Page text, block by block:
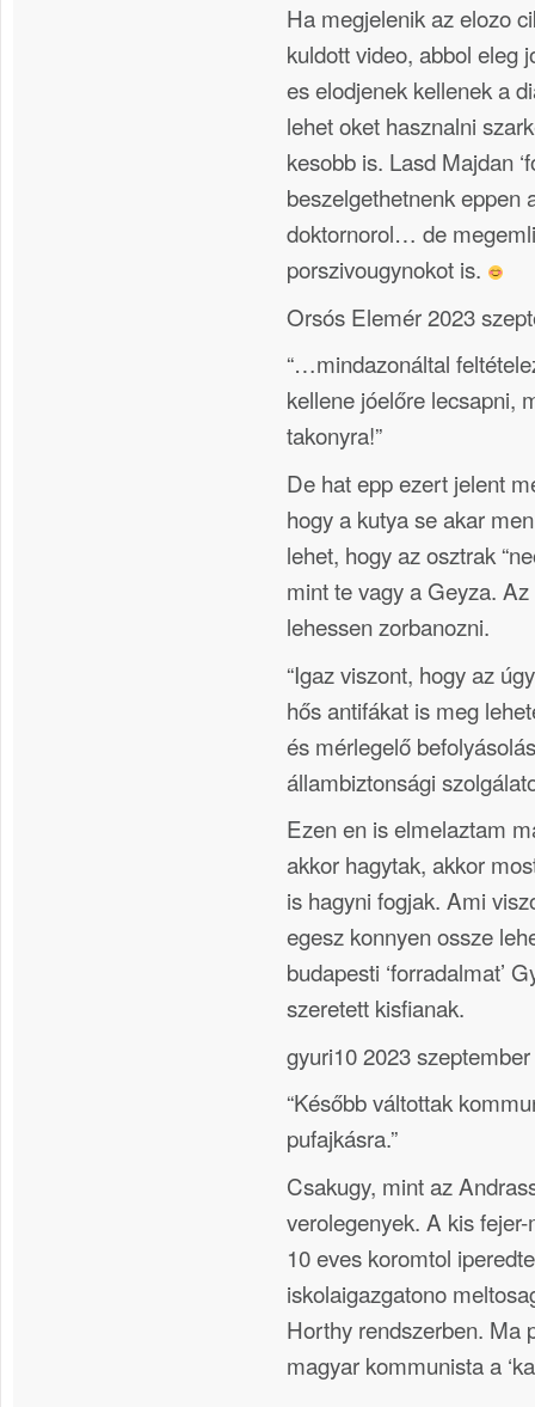
Ha megjelenik az elozo
kuldott video, abbol eleg
es elodjenek kellenek a
lehet oket hasznalni
kesobb is. Lasd Majdan
beszelgethetnenk eppen
doktornorol… de
porszivougynokot is.
Orsós Elemér 2023
“…mindazonáltal
kellene jóelőre lecsapni,
takonyra!”
De hat epp ezert jelent
hogy a kutya se akar
lehet, hogy az osztrak
mint te vagy a Geyza.
lehessen zorbanozni.
“Igaz viszont, hogy az
hős antifákat is meg
és mérlegelő
állambiztonsági
Ezen en is elmelaztam
akkor hagytak, akkor
is hagyni fogjak. Ami
egesz konnyen ossze
budapesti ‘forradalmat’
szeretett kisfianak.
gyuri10 2023
“Később váltottak
pufajkásra.”
Csakugy, mint az
verolegenyek. A kis
10 eves koromtol
iskolaigazgatono
Horthy rendszerben. Ma
magyar kommunista a